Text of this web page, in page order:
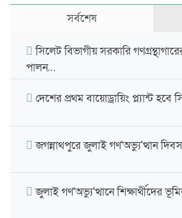
সর্বশেষ
সিলেট বিভাগীয় সরকারি
পালন…
দেশের প্রথম বায়োড্রায়িং প্ল্যান্ট হবে
জগন্নাথপুরে জুলাই গণ'অভ্যু'ত্থান
জুলাই গণ'অভ্যু'ত্থানে শিক্ষার্থীদের